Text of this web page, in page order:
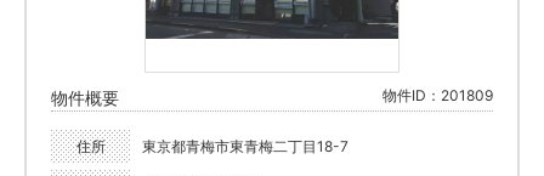
物件概要 物件ID：201809
住所 東京都青梅市東青梅二丁目18-7